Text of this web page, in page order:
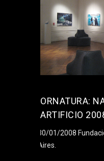
ORNATURA:
ARTIFICIO
30/01/2008
Aires.